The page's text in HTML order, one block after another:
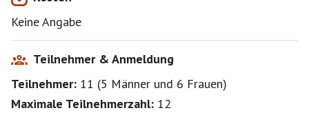
Keine Angabe
Teilnehmer & Anmeldung
Teilnehmer: 11 (5 Männer und 6 Frauen)
Maximale Teilnehmerzahl: 12